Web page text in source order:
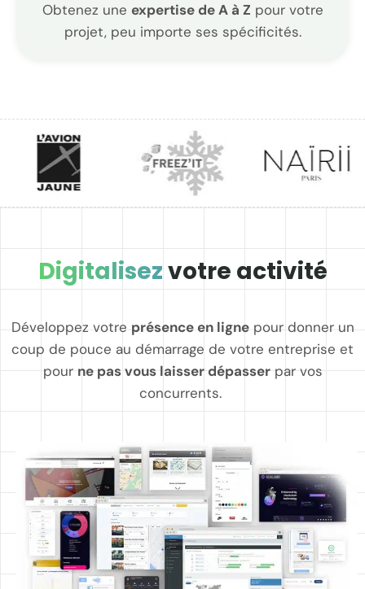
Obtenez une expertise de A à Z pour votre
projet, peu importe ses spécificités.
Digitalisezvotre activité
Développez votre présence en lignepour donner un
coup de pouce au démarrage de votre entreprise et
pour ne pas vous laisser dépasserpar vos
concurrents.